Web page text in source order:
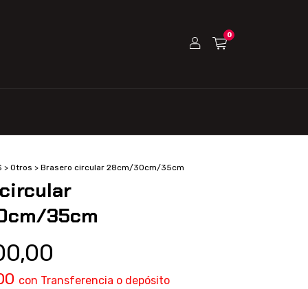
0
> Otros > Brasero circular 28cm/30cm/35cm
35cm
con Transferencia o depósito